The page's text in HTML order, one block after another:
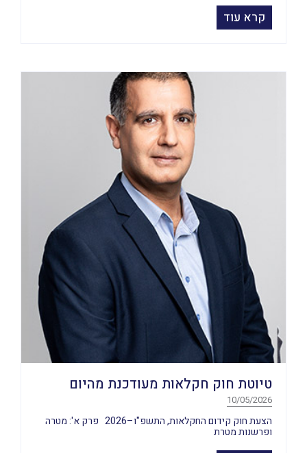
קרא עוד
טיוטת חוק חקלאות מעודכנת מהיום
10/05/2026
הצעת חוק קידום החקלאות, התשפ"ו–2026 פרק א': מטרה
ופרשנות מטרת